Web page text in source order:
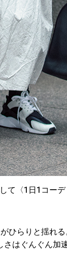
て〈1日1コー
ひらりと揺れ
はぐんぐん加